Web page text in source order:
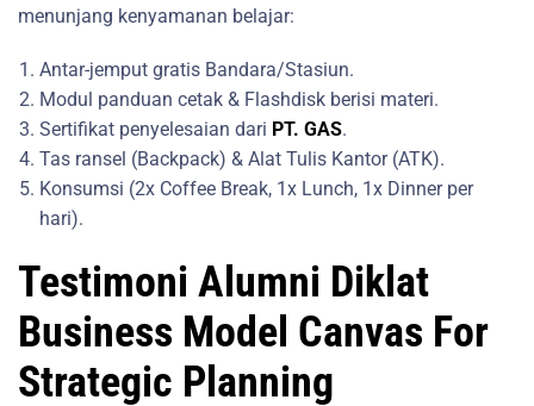
menunjang kenyamanan belajar:
Antar-jemput gratis Bandara/Stasiun.
Modul panduan cetak & Flashdisk berisi materi.
Sertifikat penyelesaian dari PT. GAS.
Tas ransel (Backpack) & Alat Tulis Kantor (ATK).
Konsumsi (2x Coffee Break, 1x Lunch, 1x Dinner per
hari).
Testimoni Alumni Diklat
Business Model Canvas For
Strategic Planning